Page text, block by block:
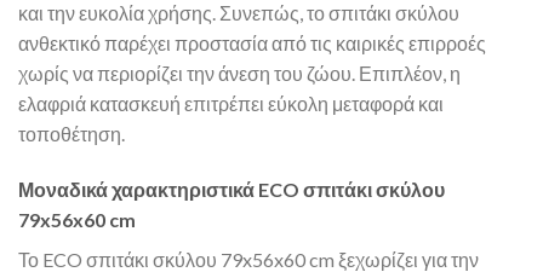
και την ευκολία χρήσης. Συνεπώς, το σπιτάκι σκύλου
ανθεκτικό παρέχει προστασία από τις καιρικές επιρροές
χωρίς να περιορίζει την άνεση του ζώου. Επιπλέον, η
ελαφριά κατασκευή επιτρέπει εύκολη μεταφορά και
τοποθέτηση.
Μοναδικά χαρακτηριστικά ECO σπιτάκι σκύλου
79x56x60 cm
Το ECO σπιτάκι σκύλου 79x56x60 cm ξεχωρίζει για την